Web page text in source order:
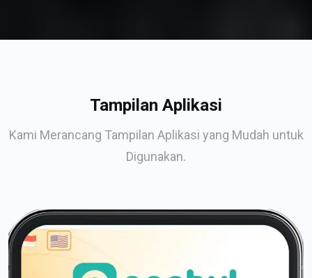
Tampilan Aplikasi
Kami Merancang Tampilan Aplikasi yang Mudah untuk
Digunakan.